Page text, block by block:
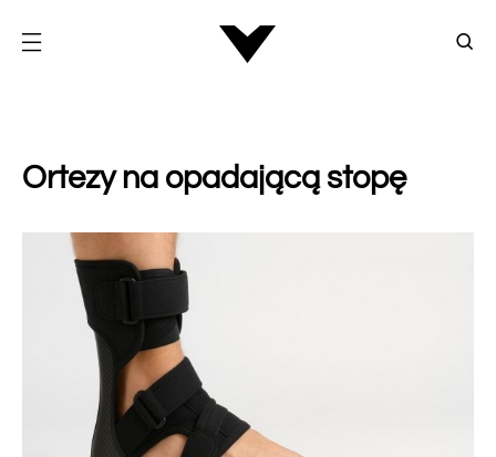
Ortezy na opadającą stopę